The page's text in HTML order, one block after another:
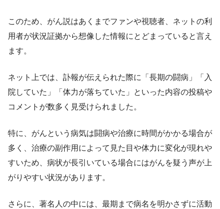
このため、がん説はあくまでファンや視聴者、ネットの利
用者が状況証拠から想像した情報にとどまっていると言え
ます。
ネット上では、訃報が伝えられた際に「長期の闘病」「入
院していた」「体力が落ちていた」といった内容の投稿や
コメントが数多く見受けられました。
特に、がんという病気は闘病や治療に時間がかかる場合が
多く、治療の副作用によって見た目や体力に変化が現れや
すいため、病状が長引いている場合にはがんを疑う声が上
がりやすい状況があります。
さらに、著名人の中には、最期まで病名を明かさずに活動